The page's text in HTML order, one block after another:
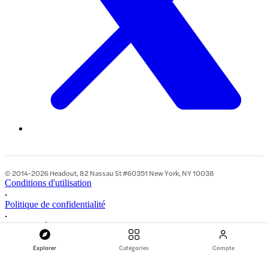
Explorer Catégories Compte
© 2014-2026 Headout, 82 Nassau St #60351 New York, NY 10038
Conditions d'utilisation
•
Politique de confidentialité
•
Coordonnées de l'entreprise